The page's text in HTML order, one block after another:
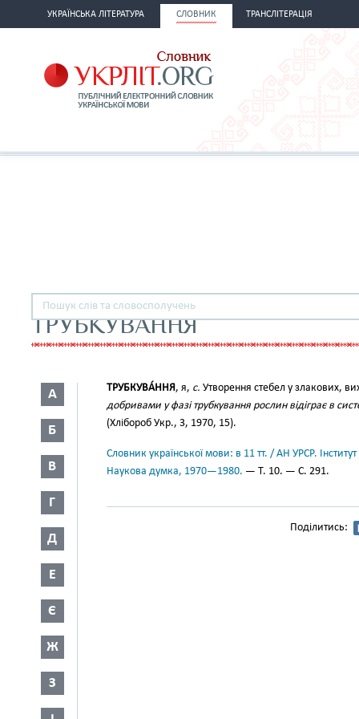
УКРАЇНСЬКА ЛІТЕРАТУРА СЛОВНИК ТРАНСЛІТЕРАЦІЯ
ТРУБКУВАННЯ
А
Б
В
Г
Д
Е
Є
Ж
З
ТРУБКУВА́ННЯ, я, с. Утворення стебел у злакових,
добривами у фазі трубкування рослин відіграє в
(Хлібороб Укр., 3, 1970, 15).
Словник української мови: в 11 тт. / АН УРСР.
Наукова думка, 1970—1980. — Т. 10. — С. 291.
Поділитись: